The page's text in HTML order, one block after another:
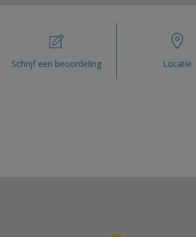
Schrijf een beoordeling Locatie